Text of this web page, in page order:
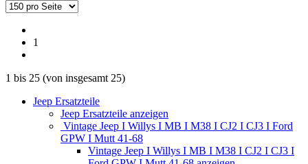
1
1 bis 25 (von insgesamt 25)
Jeep Ersatzteile
Jeep Ersatzteile anzeigen
Vintage Jeep I Willys I MB I M38 I CJ2 I CJ3 I Ford
GPW I Mutt 41-68
Vintage Jeep I Willys I MB I M38 I CJ2 I CJ3 I